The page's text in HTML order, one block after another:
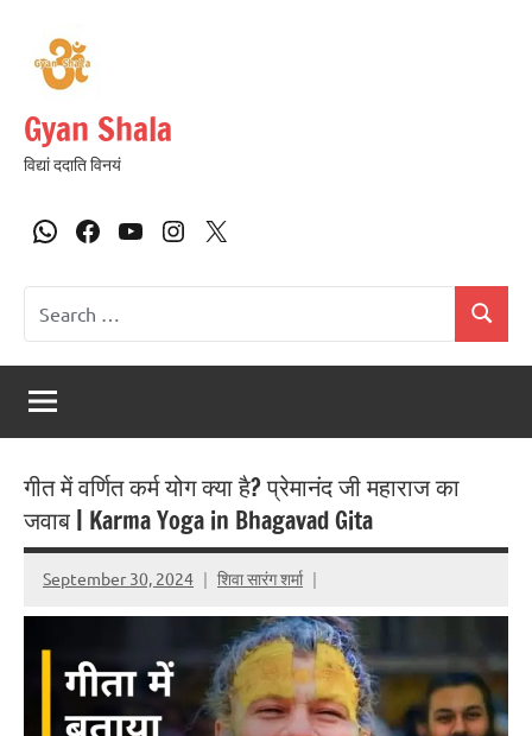
Gyan Shala
विद्यां ददाति विनयं
गीत में वर्णित कर्म योग क्या है? प्रेमानंद जी महाराज का
जवाब | Karma Yoga in Bhagavad Gita
September 30, 2024 शिवा सारंग शर्मा